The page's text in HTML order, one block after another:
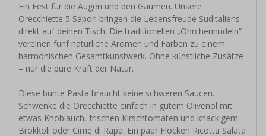
Ein Fest für die Augen und den Gaumen. Unsere
Orecchiette 5 Sapori bringen die Lebensfreude Süditaliens
direkt auf deinen Tisch. Die traditionellen „Öhrchennudeln“
vereinen fünf natürliche Aromen und Farben zu einem
harmonischen Gesamtkunstwerk. Ohne künstliche Zusätze
– nur die pure Kraft der Natur.
Diese bunte Pasta braucht keine schweren Saucen.
Schwenke die Orecchiette einfach in gutem Olivenöl mit
etwas Knoblauch, frischen Kirschtomaten und knackigem
Brokkoli oder Cime di Rapa. Ein paar Flocken Ricotta Salata